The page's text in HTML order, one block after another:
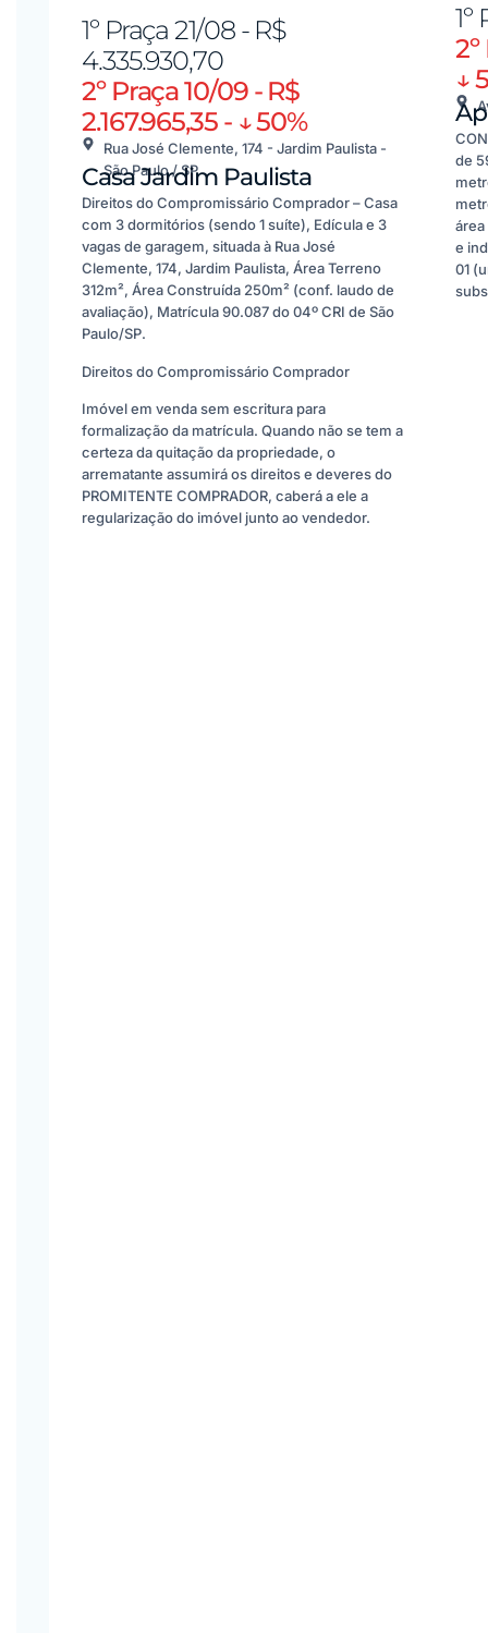
1º Praça 21/08 - R$
4.335.930,70
2º Praça 10/09 - R$
2.167.965,35 - ↓ 50%
Rua José Clemente, 174 - Jardim Paulista -
São Paulo / SP
Casa Jardim Paulista
Direitos do Compromissário Comprador – Casa
com 3 dormitórios (sendo 1 suíte), Edícula e 3
vagas de garagem, situada à Rua José
Clemente, 174, Jardim Paulista, Área Terreno
312m², Área Construída 250m² (conf. laudo de
avaliação), Matrícula 90.087 do 04º CRI de São
Paulo/SP.
Direitos do Compromissário Comprador
Imóvel em venda sem escritura para
formalização da matrícula. Quando não se tem a
certeza da quitação da propriedade, o
arrematante assumirá os direitos e deveres do
PROMITENTE COMPRADOR, caberá a ele a
regularização do imóvel junto ao vendedor.
1º
2º
↓
de
e
01